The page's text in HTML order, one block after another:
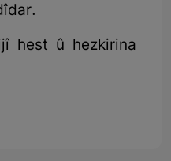
hest û hezkirina